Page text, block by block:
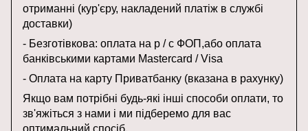
отриманні (кур'єру, накладений платіж в службі
доставки)
- Безготівкова: оплата на р / с ФОП,або оплата
банківськими картами Mastercard / Visa
- Оплата на карту Приватбанку (вказана в рахунку)
Якщо вам потрібні будь-які інші способи оплати, то
зв'яжіться з нами і ми підберемо для вас
оптимальний спосіб.